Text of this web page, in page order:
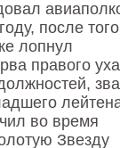
после того
лопнул
правого
во время
Звезду